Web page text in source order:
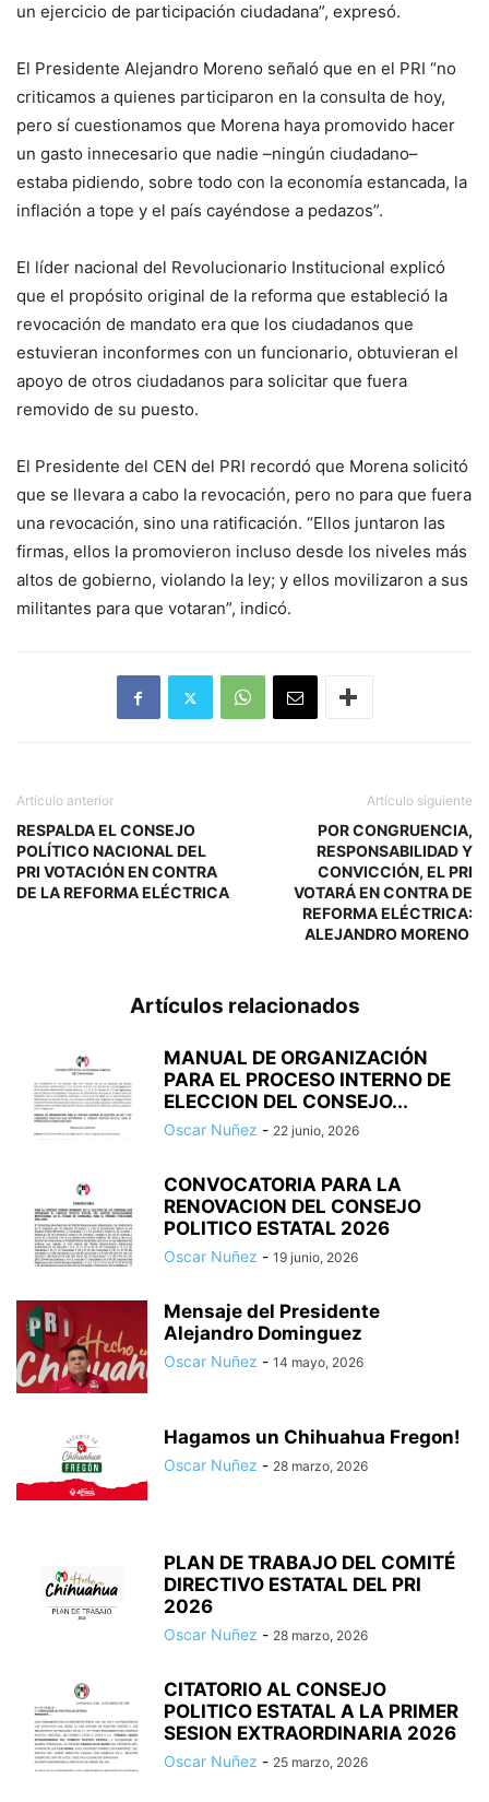
un ejercicio de participación ciudadana”, expresó.
El Presidente Alejandro Moreno señaló que en el PRI “no
criticamos a quienes participaron en la consulta de hoy,
pero sí cuestionamos que Morena haya promovido hacer
un gasto innecesario que nadie –ningún ciudadano–
estaba pidiendo, sobre todo con la economía estancada, la
inflación a tope y el país cayéndose a pedazos”.
El líder nacional del Revolucionario Institucional explicó
que el propósito original de la reforma que estableció la
revocación de mandato era que los ciudadanos que
estuvieran inconformes con un funcionario, obtuvieran el
apoyo de otros ciudadanos para solicitar que fuera
removido de su puesto.
El Presidente del CEN del PRI recordó que Morena solicitó
que se llevara a cabo la revocación, pero no para que fuera
una revocación, sino una ratificación. “Ellos juntaron las
firmas, ellos la promovieron incluso desde los niveles más
altos de gobierno, violando la ley; y ellos movilizaron a sus
militantes para que votaran”, indicó.
Artículo anterior
RESPALDA EL CONSEJO
POLÍTICO NACIONAL DEL
PRI VOTACIÓN EN CONTRA
DE LA REFORMA ELÉCTRICA
Artículo siguiente
POR CONGRUENCIA,
RESPONSABILIDAD Y
CONVICCIÓN, EL PRI
VOTARÁ EN CONTRA DE
REFORMA ELÉCTRICA:
ALEJANDRO MORENO
Artículos relacionados
MANUAL DE ORGANIZACIÓN
PARA EL PROCESO INTERNO DE
ELECCION DEL CONSEJO...
Oscar Nuñez - 22 junio, 2026
CONVOCATORIA PARA LA
RENOVACION DEL CONSEJO
POLITICO ESTATAL 2026
Oscar Nuñez - 19 junio, 2026
Mensaje del Presidente
Alejandro Dominguez
Oscar Nuñez - 14 mayo, 2026
Hagamos un Chihuahua Fregon!
Oscar Nuñez - 28 marzo, 2026
PLAN DE TRABAJO DEL COMITÉ
DIRECTIVO ESTATAL DEL PRI
2026
Oscar Nuñez - 28 marzo, 2026
CITATORIO AL CONSEJO
POLITICO ESTATAL A LA PRIMER
SESION EXTRAORDINARIA 2026
Oscar Nuñez - 25 marzo, 2026